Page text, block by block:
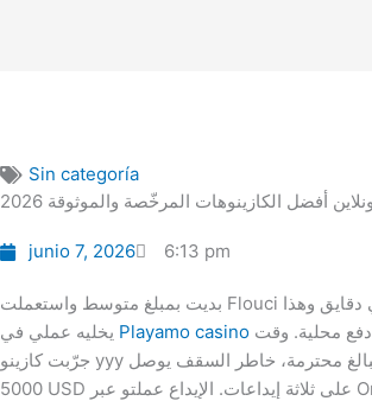
Sin categoría
أفضل الكازينوهات المرخّصة والموثوقة 2026
junio 7, 2026 6:13 pm
بديت بمبلغ متوسط واستعملت Flouci عبر كاش إيجنت، والإيداع عدى في دقايق وهذا
Playamo casino
جرّبت كازينو yyy حسّيتو موجه أكثر للي يحب يلعب بمبالغ محترمة، خاطر السقف يوصل
5000 USD على ثلاثة إيداعات. الإيداع عملتو عبر Orange Money عن طريق كاش